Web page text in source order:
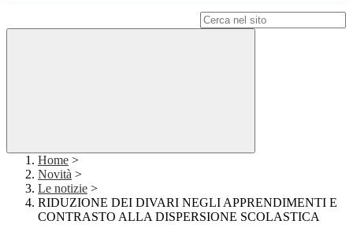
Home >
Novità >
Le notizie >
RIDUZIONE DEI DIVARI NEGLI APPRENDIMENTI E
CONTRASTO ALLA DISPERSIONE SCOLASTICA